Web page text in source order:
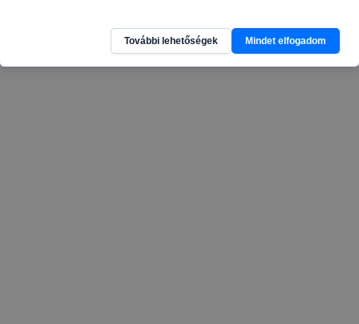
További lehetőségek Mindet elfogadom